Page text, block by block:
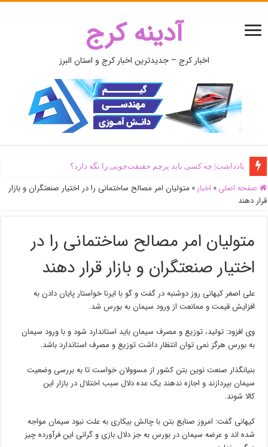
آدینه کرج
اخبار کرج – جدیدترین اخبار کرج و استان البرز
یادداشت| ‌چه کسی باید پرچم حقیقت‌جویی را نگه دارد؟
صفحه اصلی » اخبار » متولیان امر مصالح ساختمانی را در اختیار صنعتگران و بازار
قرار دهند
متولیان امر مصالح ساختمانی را در
اختیار صنعتگران و بازار قرار دهند
علی اصغر کیهانی روز دوشنبه در گفت و گو با ایرنا خواستار پایان دادن به
افزایش قیمت و ممانعت از ورود سیمان به بورس شد.
وی افزود: تولید، توزیع و مصرف سیمان باید استاندارد شود و با ورود سیمان
به بورس هرگز نمی توان انتظار داشت توزیع و مصرف استاندارد باشد.
بنیانگذار صنعت نوین بتن کشور از مسوولان خواست تا به بررسی وضعیت
سیمان بپردازند و اجازه ندهند یک عده دلال سبب اختلال در بازار این
کالا شوند.
کیهانی گفت: امروز صنایع بتن با چالش بیکاری به علت نبود سیمان مواجه
شده اند و عرضه سیمان در بورس به جز دلال بازی و گرانی این فرآورده چیز